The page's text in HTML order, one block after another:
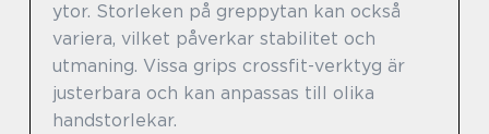
ytor. Storleken på greppytan kan också
variera, vilket påverkar stabilitet och
utmaning. Vissa grips crossfit-verktyg är
justerbara och kan anpassas till olika
handstorlekar.